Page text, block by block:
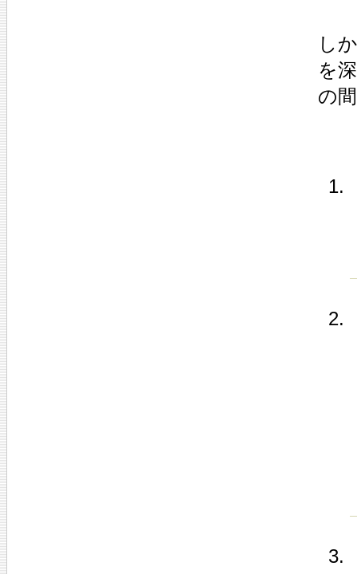
し
を
の